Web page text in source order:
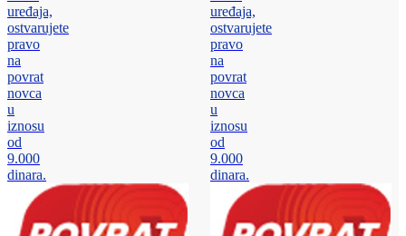
uređaja,
ostvarujete
pravo
na
povrat
novca
u
iznosu
od
9.000
dinara.
uređaja,
ostvarujete
pravo
na
povrat
novca
u
iznosu
od
9.000
dinara.